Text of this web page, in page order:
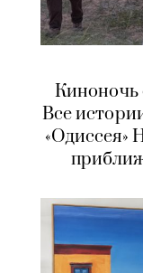
Киноночь
Все
«Одиссея»